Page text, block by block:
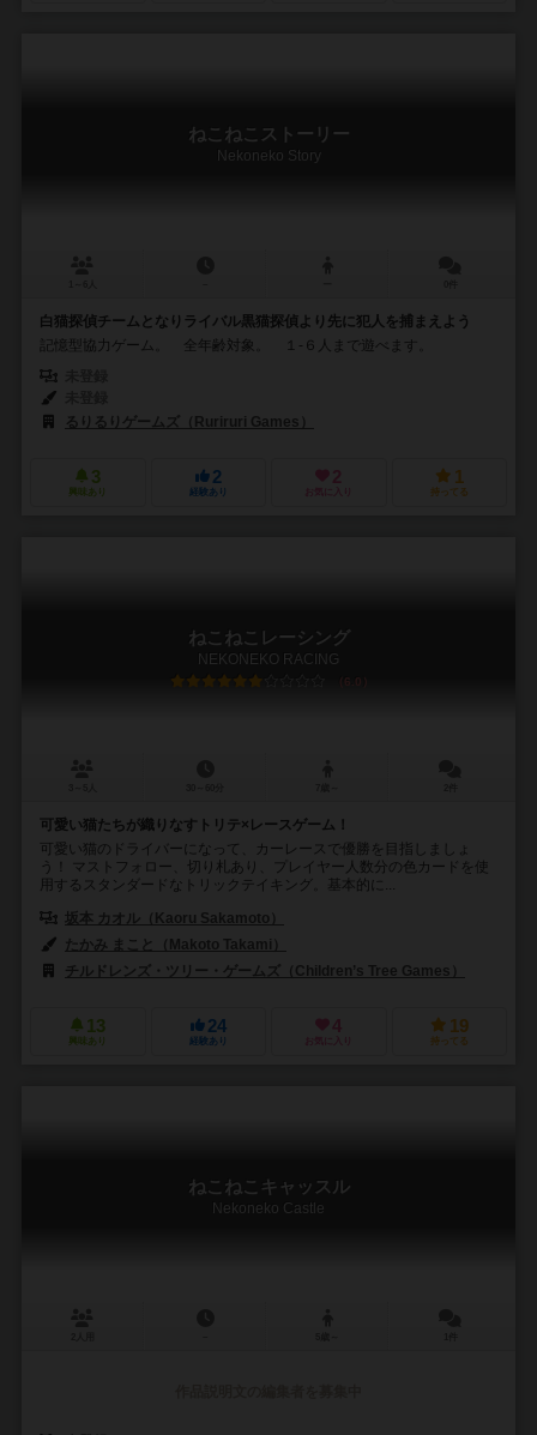
ねこねこストーリー
Nekoneko Story
白猫探偵チームとなりライバル黒猫探偵より先に犯人を捕まえよう
記憶型協力ゲーム。 全年齢対象。 １-６人まで遊べます。
るりるりゲームズ（Ruriruri Games）
3
興味あり
2
経験あり
2
お気に入り
1
持ってる
ねこねこレーシング
NEKONEKO RACING
6.0
可愛い猫たちが織りなすトリテ×レースゲーム！
可愛い猫のドライバーになって、カーレースで優勝を目指しましょ
う！ マストフォロー、切り札あり、プレイヤー人数分の色カードを使
用するスタンダードなトリックテイキング。基本的に...
坂本 カオル（Kaoru Sakamoto）
たかみ まこと（Makoto Takami）
チルドレンズ・ツリー・ゲームズ（Children’s Tree Games）
13
興味あり
24
経験あり
4
お気に入り
19
持ってる
ねこねこキャッスル
Nekoneko Castle